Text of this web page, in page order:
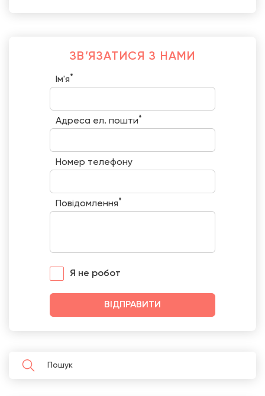
ЗВ’ЯЗАТИСЯ З НАМИ
Ім'я*
Адреса ел. пошти*
Номер телефону
Повідомлення*
Я не робот
ВІДПРАВИТИ